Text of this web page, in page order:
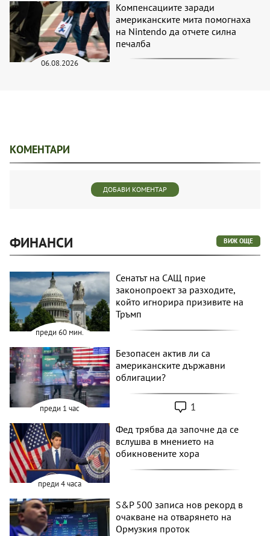
06.08.2026
Компенсациите заради
американските мита помогнаха
на Nintendo да отчете силна
печалба
КОМЕНТАРИ
ДОБАВИ КОМЕНТАР
ФИНАНСИ ВИЖ ОЩЕ
преди 60 мин.
Сенатът на САЩ прие
законопроект за разходите,
който игнорира призивите на
Тръмп
преди 1 час
Безопасен актив ли са
американските държавни
облигации?
1
преди 4 часа
Фед трябва да започне да се
вслушва в мнението на
обикновените хора
S&P 500 записа нов рекорд в
очакване на отварянето на
Ормузкия проток